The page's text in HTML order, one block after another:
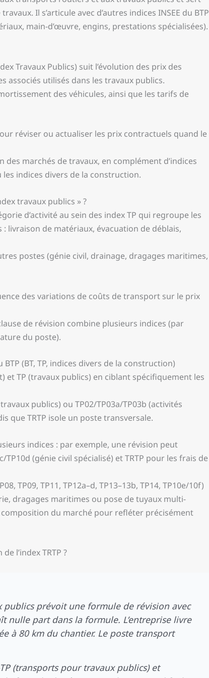
Il s’articule avec d’autres indices INSEE du BTP
main-d’œuvre, engins, prestations spécialisées).
Travaux Publics) suit l’évolution des prix des
utilisés dans les travaux publics.
des véhicules, ainsi que les tarifs de
réviser ou actualiser les prix contractuels quand le
marchés de travaux, en complément d’indices
indices divers de la construction.
travaux publics » ?
d’activité au sein des index TP qui regroupe les
livraison de matériaux, évacuation de déblais,
postes (génie civil, drainage, dragages maritimes,
des variations de coûts de transport sur le prix
de révision combine plusieurs indices (par
du poste).
(BT, TP, indices divers de la construction)
et TP (travaux publics) en ciblant spécifiquement les
publics) ou TP02/TP03a/TP03b (activités
que TRTP isole un poste transversale.
indices : par exemple, une révision peut
(génie civil spécialisé) et TRTP pour les frais de
TP09, TP11, TP12a–d, TP13–13b, TP14, TP10e/10f)
dragages maritimes ou pose de tuyaux multi-
composition du marché pour refléter précisément
l’index TRTP ?
publics prévoit une formule de révision avec
nulle part dans la formule. L’entreprise livre
à 80 km du chantier. Le poste transport
(transports pour travaux publics) et